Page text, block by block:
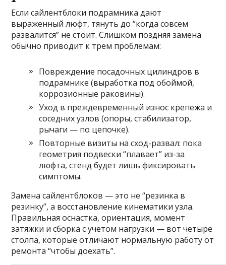
Если сайлентблоки подрамника дают
выраженный люфт, тянуть до “когда совсем
развалится” не стоит. Слишком поздняя замена
обычно приводит к трем проблемам:
Повреждение посадочных цилиндров в
подрамнике (выработка под обоймой,
коррозионные раковины).
Уход в преждевременный износ крепежа и
соседних узлов (опоры, стабилизатор,
рычаги — по цепочке).
Повторные визиты на сход-развал: пока
геометрия подвески “плавает” из-за
люфта, стенд будет лишь фиксировать
симптомы.
Замена сайлентблоков — это не “резинка в
резинку”, а восстановление кинематики узла.
Правильная оснастка, ориентация, момент
затяжки и сборка с учетом нагрузки — вот четыре
столпа, которые отличают нормальную работу от
ремонта “чтобы доехать”.